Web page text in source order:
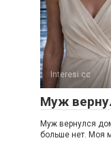
Interesi.cc
Муж
Муж вернулся
больше нет. Моя